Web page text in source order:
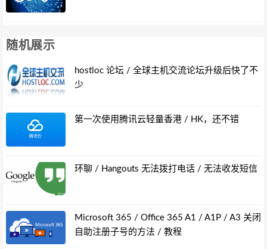
随机展示
hostloc 论坛 / 全球主机交流论坛升级后快了不
少
第一次使用腾讯云轻量香港 / HK，还不错
环聊 / Hangouts 无法拨打电话 / 无法收发短信
Microsoft 365 / Office 365 A1 / A1P / A3 关闭
自助注册子号的方法 / 教程